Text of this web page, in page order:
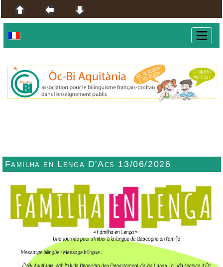
Familha en Lenga D'Acs 13/06/2026